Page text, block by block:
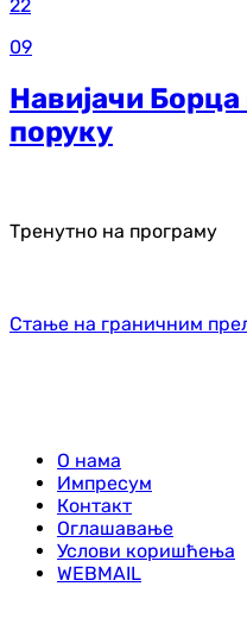
22
09
Навијачи
поруку
Тренутно на програму
Стање на граничним
О нама
Импресум
Контакт
Оглашавање
Услови коришћења
WEBMAIL